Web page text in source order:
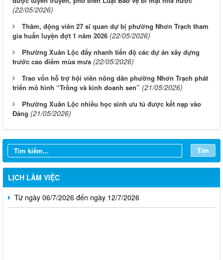
(22/05/2026)
Thăm, động viên 27 sĩ quan dự bị phường Nhơn Trạch tham
gia huấn luyện đợt 1 năm 2026 (22/05/2026)
Phường Xuân Lộc đẩy nhanh tiến độ các dự án xây dựng
trước cao điểm mùa mưa (22/05/2026)
Trao vốn hỗ trợ hội viên nông dân phường Nhơn Trạch phát
triển mô hình “Trồng và kinh doanh sen” (21/05/2026)
Phường Xuân Lộc nhiều học sinh ưu tú được kết nạp vào
Đảng (21/05/2026)
Tìm
LỊCH LÀM VIỆC
Từ ngày 03/8/2026 đến ngày 09/8/2026
Từ ngày 27/7/2026 đến ngày 02/8/2026
Từ ngày 20/7/2026 đến ngày 26/7/2026
Từ ngày 13/7/2026 đến ngày 18/7/2026
Từ ngày 06/7/2026 đến ngày 12/7/2026